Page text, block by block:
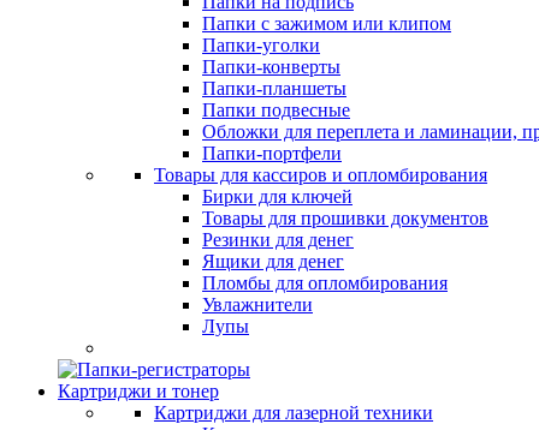
Папки с зажимом или клипом
Папки-уголки
Папки-конверты
Папки-планшеты
Папки подвесные
Обложки для переплета и ламинации,
Папки-портфели
Товары для кассиров и опломбирования
Бирки для ключей
Товары для прошивки документов
Резинки для денег
Ящики для денег
Пломбы для опломбирования
Увлажнители
Лупы
Картриджи и тонер
Картриджи для лазерной техники